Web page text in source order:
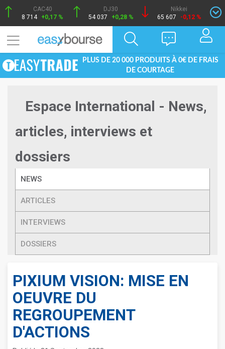
CAC40
8 714 +0,17 %
DJ30
54 037
+0,28 %
Nikkei
65 607
-0,12 %
PLUS DE 20 000 PRODUITS À 0€ DE FRAIS
DE COURTAGE
Espace International - News,
articles, interviews et
dossiers
NEWS
ARTICLES
INTERVIEWS
DOSSIERS
PIXIUM VISION: MISE EN
OEUVRE DU
REGROUPEMENT
D'ACTIONS